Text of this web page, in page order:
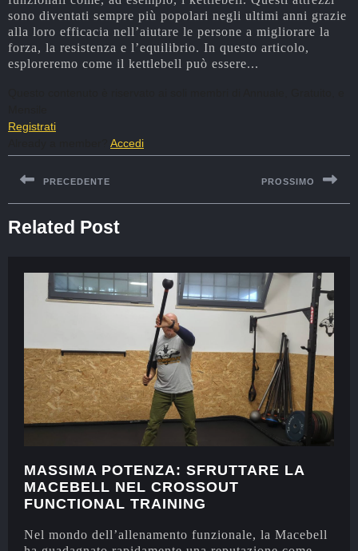
sono diventati sempre più popolari negli ultimi anni grazie
alla loro efficacia nell’aiutare le persone a migliorare la
forza, la resistenza e l’equilibrio. In questo articolo,
esploreremo come il kettlebell può essere...
Registrati
Accedi
PRECEDENTE PROSSIMO
Related Post
MASSIMA POTENZA: SFRUTTARE LA
MACEBELL NEL CROSSOUT
FUNCTIONAL TRAINING
Nel mondo dell’allenamento funzionale, la Macebell